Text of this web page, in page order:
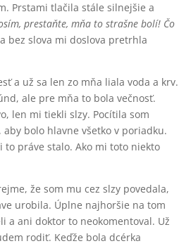
Prstami tlačila stále silnejšie a
prestaňte, mňa to strašne bolí! Čo
bez slova mi doslova pretrhla
a už sa len zo mňa liala voda a krv.
ale pre mňa to bola večnosť.
len mi tiekli slzy. Pocítila som
bolo hlavne všetko v poriadku.
to práve stalo. Ako mi toto niekto
že som mu cez slzy povedala,
urobila. Úplne najhoršie na tom
a ani doktor to neokomentoval. Už
rodiť. Keďže bola dcérka